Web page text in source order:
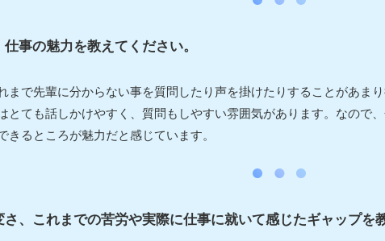
仕事の魅力を教えてください。
まで先輩に分からない事を質問したり声を掛けたりすることがあま
とても話しかけやすく、質問もしやすい雰囲気があります。なので
きるところが魅力だと感じています。
、これまでの苦労や実際に仕事に就いて感じたギャップを